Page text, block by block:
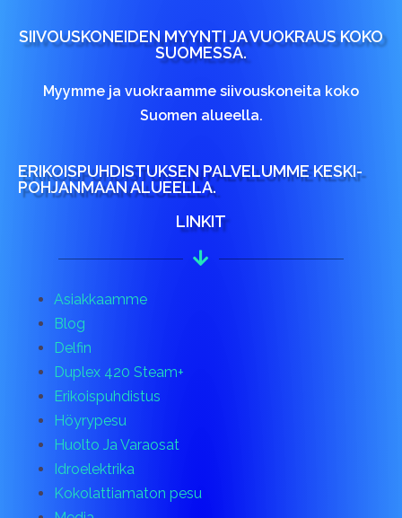
SIIVOUSKONEIDEN MYYNTI JA VUOKRAUS KOKO
SUOMESSA.
Myymme ja vuokraamme siivouskoneita koko
Suomen alueella.
ERIKOISPUHDISTUKSEN PALVELUMME KESKI-
POHJANMAAN ALUEELLA.
LINKIT
Asiakkaamme
Blog
Delfin
Duplex 420 Steam+
Erikoispuhdistus
Höyrypesu
Huolto Ja Varaosat
Idroelektrika
Kokolattiamaton pesu